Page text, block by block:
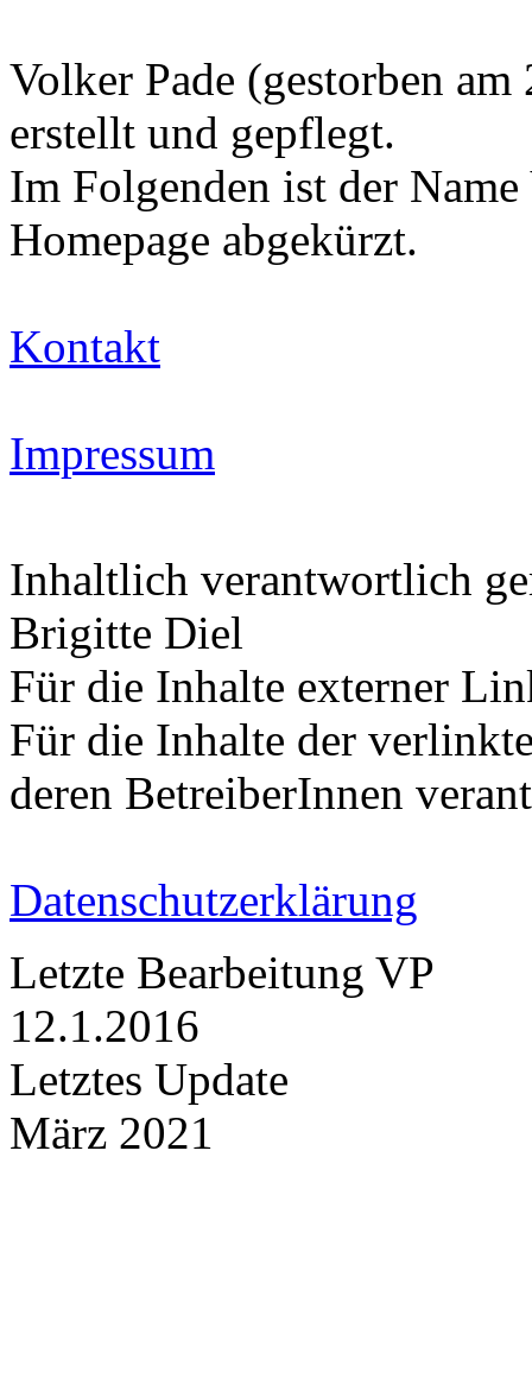
Volker Pade (gestorben
erstellt und gepflegt.
Im Folgenden ist der
Homepage abgekürzt.
Kontakt
Impressum
Inhaltlich verantwortlich
Brigitte Diel
Für die Inhalte externer
Für die Inhalte der
deren BetreiberInnen
Datenschutzerklärung
Letzte Bearbeitung VP
12.1.2016
Letztes Update
März 2021